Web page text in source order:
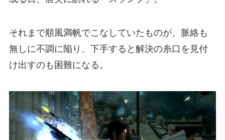
それまで順風満帆でこなしていたものが、脈絡も
無しに不調に陥り、下手すると解決の糸口を見付
け出すのも困難になる。